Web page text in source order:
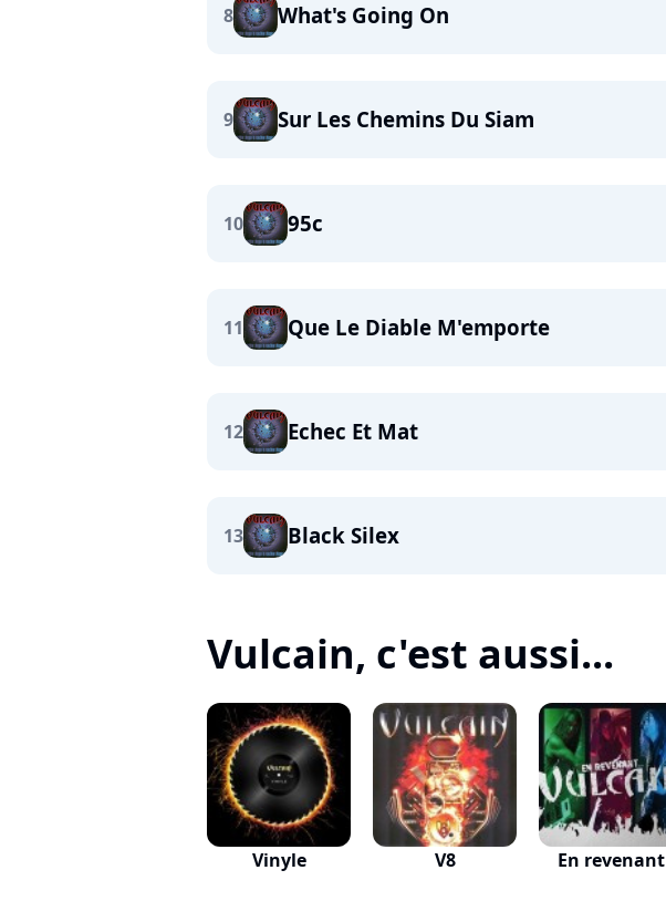
8 What's Going On
9 Sur Les Chemins Du Siam
10 95c
11 Que Le Diable M'emporte
12 Echec Et Mat
13 Black Silex
Vulcain, c'est aussi...
Vinyle V8 En revenant